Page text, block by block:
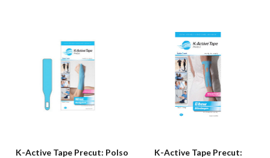
K-Active Tape Precut: Polso
K-Active Tape Precut: